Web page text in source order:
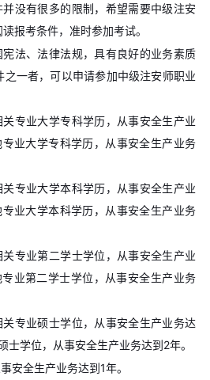
没有很多的限制，希望需要中级注安
报考条件，准时参加考试。
法、法律法规，具有良好的业务素质
一者，可以申请参加中级注安师职业
专业大学专科学历，从事安全生产业
业大学专科学历，从事安全生产业务
专业大学本科学历，从事安全生产业
业大学本科学历，从事安全生产业务
专业第二学士学位，从事安全生产业
业第二学士学位，从事安全生产业务
专业硕士学位，从事安全生产业务达
士学位，从事安全生产业务达到2年。
安全生产业务达到1年。